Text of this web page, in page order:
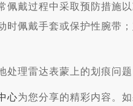
戴过程中采取预防措施以
时佩戴手套或保护性腕带
理雷达表蒙上的划痕问题
心为您分享的精彩内容。